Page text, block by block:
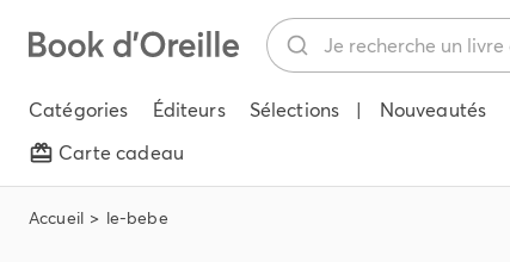
Catégories Éditeurs Sélections | Nouveautés
Carte cadeau
Accueil le-bebe